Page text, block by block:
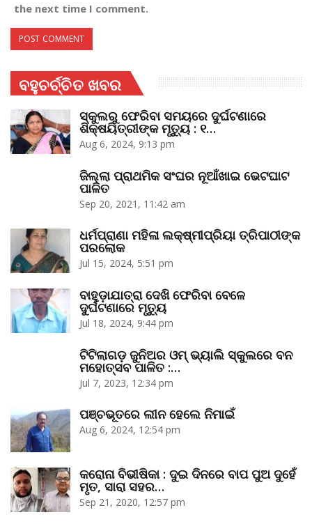
the next time I comment.
ବହୁଚର୍ଚ୍ଚିତ ଖବର
ସ୍କୁଲରୁ ଫେରିବା ସମୟରେ ଦୁର୍ଘଟଣାରେ
ଶିକ୍ଷୟିତ୍ରୀଙ୍କ ମୃତ୍ୟୁ : ୧…
Aug 6, 2024, 9:13 pm
ଜିଲ୍ଲା ପ୍ରାଥମିକ ସଂଘର ନୂଆଁଖାଇ ଭେଟଘାଟ
ପାଳିତ
Sep 20, 2021, 11:42 am
ଧର୍ମପ୍ରାଣା ମହିଳା ଲକ୍ଷ୍ମୀପ୍ରିୟା ତ୍ରିପାଠୀଙ୍କ
ପରଲୋକ
Jul 15, 2024, 5:51 pm
ବାହୁଡ଼ାଯାତ୍ରା ଦେଖି ଫେରିବା ବେଳେ
ଦୁର୍ଘଟଣାରେ ମୃତ୍ୟୁ
Jul 18, 2024, 9:44 pm
ଟିଟିଲାଗଡ଼ ଜୁନିଅର ଓମ୍‌ ଭ୍ୟାଲି ସ୍କୁଲରେ ବନ
ମହୋତ୍ସବ ପାଳିତ :…
Jul 7, 2023, 12:34 pm
ପଞ୍ଚଭୂତରେ ଲୀନ ହେଲେ ନିମାଇଁ
Aug 6, 2024, 12:54 pm
କରୋନା ବିଭୀଷିକା : ଦୁଇ ଦିନରେ ବାପ ପୁଅ ଦୁହେଁ
ମୃତ, ସାରା ସହର…
Sep 21, 2020, 12:57 pm